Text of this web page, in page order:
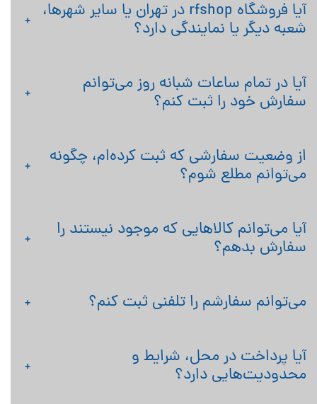
آیا فروشگاه rfshop در تهران یا سایر شهرها،
شعبه دیگر یا نمایندگی دارد؟
آیا در تمام ساعات شبانه روز می‌توانم
سفارش خود را ثبت کنم؟
از وضعیت سفارشی که ثبت کرده‏‌ام، چگونه
می‌‏توانم مطلع شوم؟
آیا می‌‏توانم کالاهایی که موجود نیستند را
سفارش بدهم؟
می‏‌توانم سفارشم را تلفنی ثبت کنم؟
آیا پرداخت در محل، شرایط و
محدودیت‏‌هایی دارد؟